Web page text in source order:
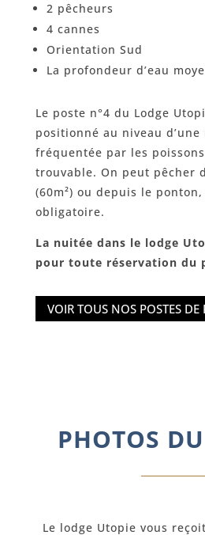
2 pêcheurs
4 cannes
Orientation Sud
La profondeur d’eau
Le poste n°4 du Lodge
positionné au niveau d’une
fréquentée par les
trouvable. On peut pêcher
(60m²) ou depuis le
obligatoire.
La nuitée dans le lodge
pour toute réservation du
VOIR TOUS NOS POSTES DE
PHOTOS
Le lodge Utopie vous